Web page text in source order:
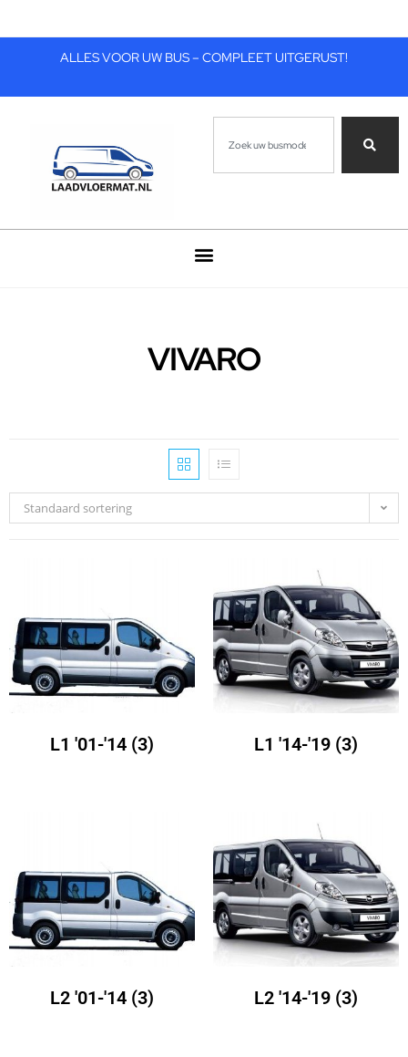
ALLES VOOR UW BUS – COMPLEET UITGERUST!
VIVARO
Standaard sortering
L1 '01-'14 (3) L1 '14-'19 (3)
L2 '01-'14 (3) L2 '14-'19 (3)